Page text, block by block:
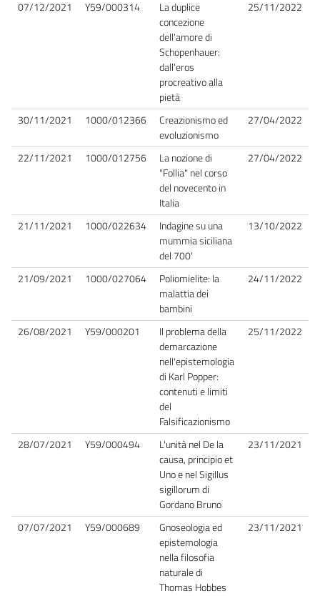
07/12/2021 Y59/000314
La duplice
concezione
dell'amore di
Schopenhauer:
dall'eros
procreativo alla
pietà
25/11/2022
30/11/2021 1000/012366
Creazionismo ed
evoluzionismo
27/04/2022
22/11/2021 1000/012756
La nozione di
"Follia" nel corso
del novecento in
Italia
27/04/2022
21/11/2021 1000/022634
Indagine su una
mummia siciliana
del 700'
13/10/2022
21/09/2021 1000/027064
Poliomielite: la
malattia dei
bambini
24/11/2022
26/08/2021 Y59/000201
Il problema della
demarcazione
nell'epistemologia
di Karl Popper:
contenuti e limiti
del
Falsificazionismo
25/11/2022
28/07/2021 Y59/000494
L'unità nel De la
causa, principio et
Uno e nel Sigillus
sigillorum di
Gordano Bruno
23/11/2021
07/07/2021 Y59/000689
Gnoseologia ed
epistemologia
nella filosofia
naturale di
Thomas Hobbes
23/11/2021